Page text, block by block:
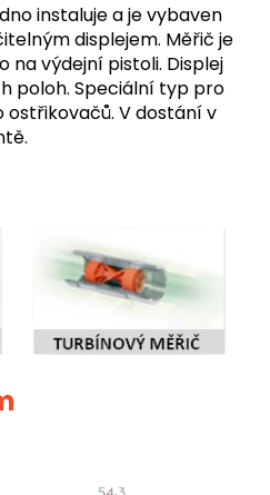
instaluje a je vybaven
displejem. Měřič je
výdejní pistoli. Displej
poloh. Speciální typ pro
ostřikovačů. V dostání v